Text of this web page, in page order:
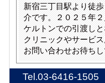
新宿三丁目駅より徒
介です。２０２５年
ケルトンでの引渡し
クリニックやサービ
お問い合わせお待ちし
Tel.03-6416-1505